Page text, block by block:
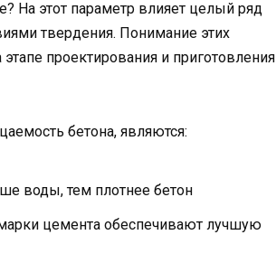
На этот параметр влияет целый ряд
твердения. Понимание этих
проектирования и приготовления
бетона, являются:
воды, тем плотнее бетон
цемента обеспечивают лучшую